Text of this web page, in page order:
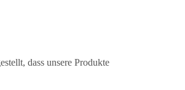
dass unsere Produkte